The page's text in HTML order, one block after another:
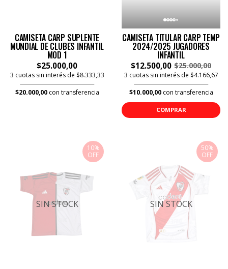
CAMISETA CARP SUPLENTE
MUNDIAL DE CLUBES INFANTIL
MOD 1
$25.000,00
3 cuotas sin interés de $8.333,33
$20.000,00con transferencia
CAMISETA TITULAR CARP TEMP
2024/2025 JUGADORES
INFANTIL
$12.500,00 $25.000,00
3 cuotas sin interés de $4.166,67
$10.000,00con transferencia
COMPRAR
10%
OFF
SIN STOCK
50%
OFF
SIN STOCK